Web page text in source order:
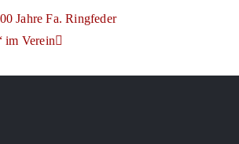
Jahre Fa. Ringfeder
im Verein